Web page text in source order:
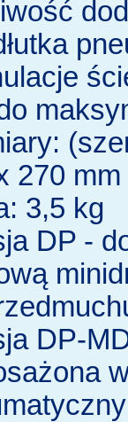
270 mm
3,5 kg
DP -
DP-